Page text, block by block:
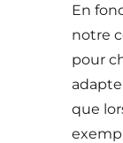
En
notre
pour
que